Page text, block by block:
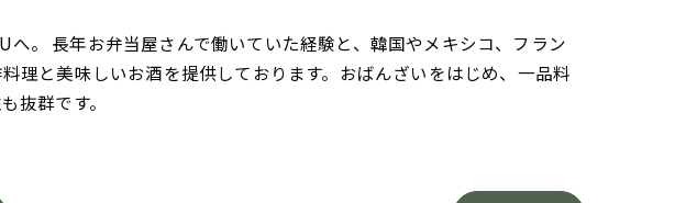
。 長年お弁当屋さんで働いていた経験と、韓国やメキシコ、フラン
理と美味しいお酒を提供しております。おばんざいをはじめ、一品料
抜群です。